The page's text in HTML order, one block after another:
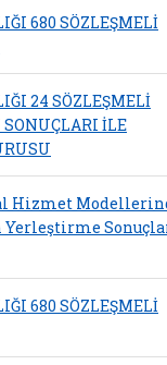
680 SÖZLEŞMELİ
24 SÖZLEŞMELİ
İLE
Hizmet
680 SÖZLEŞMELİ